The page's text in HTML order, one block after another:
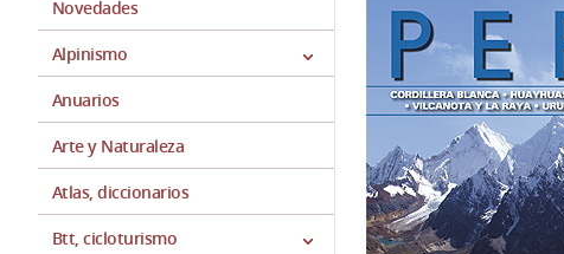
Novedades
Alpinismo
Anuarios
Arte y Naturaleza
Atlas, diccionarios
Btt, cicloturismo